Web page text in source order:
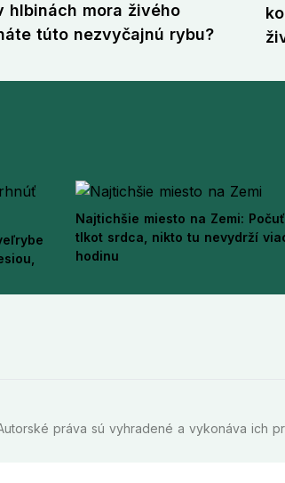
hlbinách mora živého
túto nezvyčajnú rybu?
Najtichšie miesto na Zemi:
tlkot srdca, nikto tu nevydrží
hodinu
práva sú vyhradené a vykonáva ich